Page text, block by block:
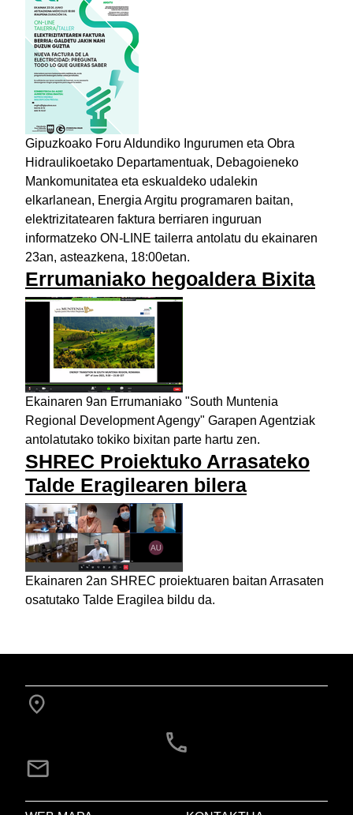
Gipuzkoako Foru Aldundiko Ingurumen eta Obra
Hidraulikoetako Departamentuak, Debagoieneko
Mankomunitatea eta eskualdeko udalekin
elkarlanean, Energia Argitu programaren baitan,
elektrizitatearen faktura berriaren inguruan
informatzeko ON-LINE tailerra antolatu du ekainaren
23an, asteazkena, 18:00etan.
Errumaniako hegoaldera Bixita
Ekainaren 9an Errumaniako "South Muntenia
Regional Development Agengy" Garapen Agentziak
antolatutako tokiko bixitan parte hartu zen.
SHREC Proiektuko Arrasateko
Talde Eragilearen bilera
Ekainaren 2an SHREC proiektuaren baitan Arrasaten
osatutako Talde Eragilea bildu da.